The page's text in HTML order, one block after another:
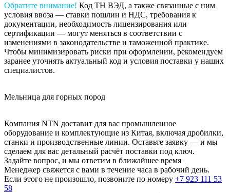
Обратите внимание! Код ТН ВЭД, а также связанные с ним
условия ввоза — ставки пошлин и НДС, требования к
документации, необходимость лицензирования или
сертификации — могут меняться в соответствии с
изменениями в законодательстве и таможенной практике.
Чтобы минимизировать риски при оформлении, рекомендуем
заранее уточнять актуальный код и условия поставки у наших
специалистов.
Мельница для горных пород
Компания NTN доставит для вас промышленное
оборудование и комплектующие из Китая, включая дробилки,
станки и производственные линии. Оставьте заявку — и мы
сделаем для вас детальный расчёт поставки под ключ.
Задайте вопрос, и мы ответим в ближайшее время
Менеджер свяжется с вами в течение часа в рабочий день.
Если этого не произошло, позвоните по номеру +7 923 111 53
58